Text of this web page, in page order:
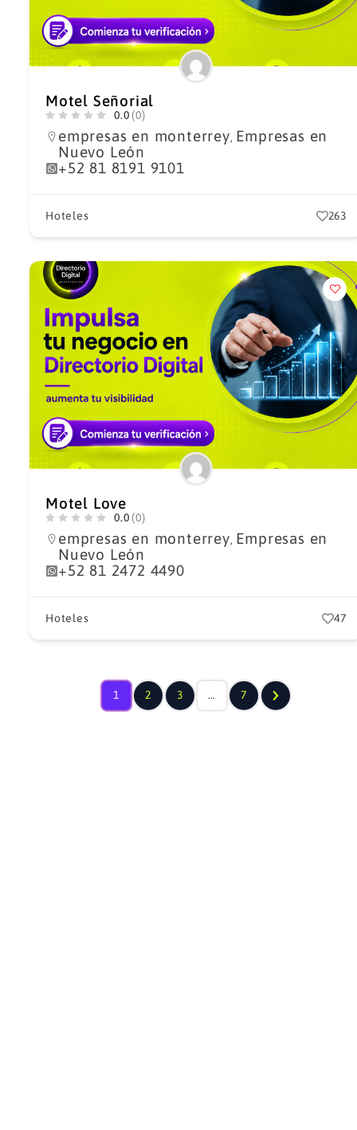
Motel Señorial
0.0 (0)
empresas en monterrey, Empresas en
Nuevo León
+52 81 8191 9101
Hoteles 263
Motel Love
0.0 (0)
empresas en monterrey, Empresas en
Nuevo León
+52 81 2472 4490
Hoteles 47
1 2 3 … 7